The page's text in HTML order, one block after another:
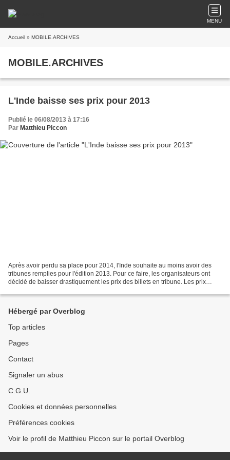
MENU
Accueil » MOBILE.ARCHIVES
MOBILE.ARCHIVES
L'Inde baisse ses prix pour 2013
Publié le 06/08/2013 à 17:16
Par Matthieu Piccon
Après avoir perdu sa place pour 2014, l'Inde souhaite au moins avoir des
tribunes remplies pour l'édition 2013. Pour ce faire, les organisateurs ont
décidé de baisser drastiquement les prix des billets en tribune. Les prix
Hébergé par Overblog
Top articles
Pages
Contact
Signaler un abus
C.G.U.
Cookies et données personnelles
Préférences cookies
Voir le profil de Matthieu Piccon sur le portail Overblog